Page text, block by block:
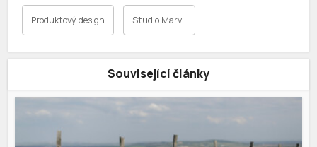
Produktový design Studio Marvil
Související články